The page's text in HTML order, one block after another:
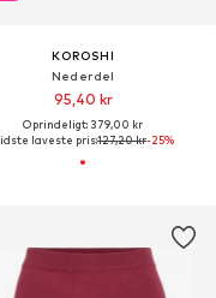
KOROSHI
Nederdel
95,40 kr
Oprindeligt: 379,00 kr
laveste pris:127,20 kr-25%